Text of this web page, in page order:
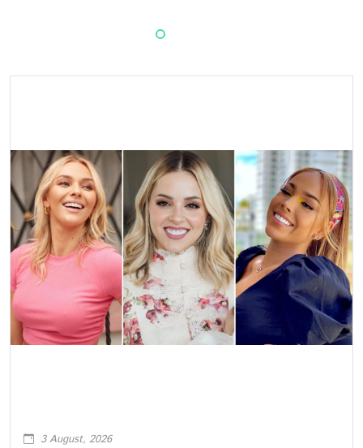
3 August, 2026